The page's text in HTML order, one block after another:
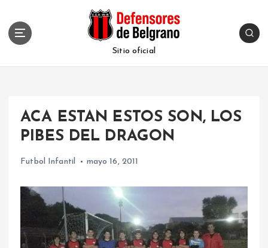
Sitio oficial
ACA ESTAN ESTOS SON, LOS
PIBES DEL DRAGON
Futbol Infantil mayo 16, 2011